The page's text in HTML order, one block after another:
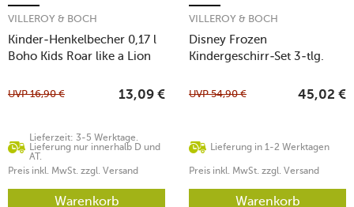
Kinder-Henkelbecher 0,17 l
Boho Kids Roar like a Lion
VILLEROY & BOCH
Lieferzeit: 3-5 Werktage.
Lieferung nur innerhalb D und
AT.
UVP16,90 € 13,09 €
Preis inkl. MwSt. zzgl. Versand
Warenkorb
Disney Frozen
Kindergeschirr-Set 3-tlg.
VILLEROY & BOCH
Lieferung in 1-2 Werktagen
UVP54,90 € 45,02 €
Preis inkl. MwSt. zzgl. Versand
Warenkorb